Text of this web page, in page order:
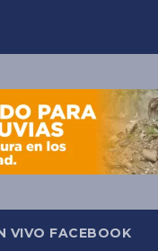
VIVO FACEBOOK